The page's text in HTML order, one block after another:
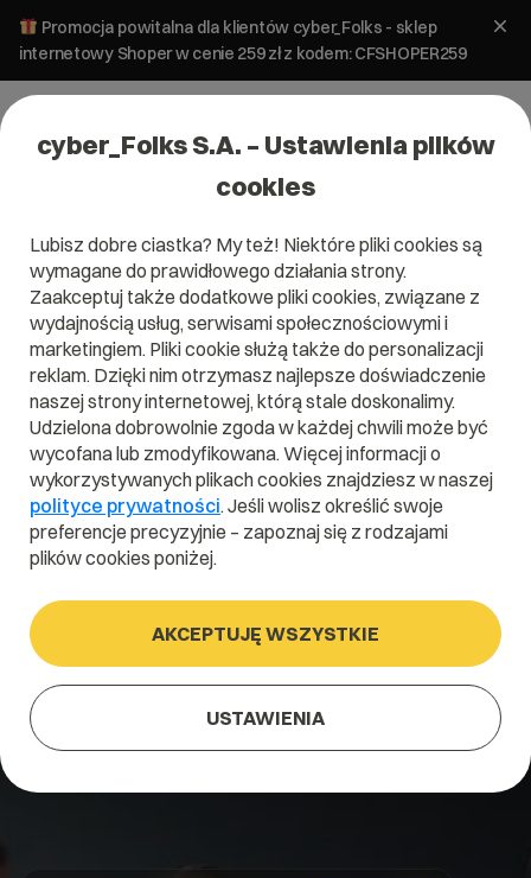
Promocja powitalna dla klientów cyber_Folks - sklep
internetowy Shoper w cenie 259 zł z kodem: CFSHOPER259
Polecaj hosting.
Zarabiaj
długoterminowo.
Twoje przychody zwiększone pasywnie!
Prowizja bezterminowa za każdego poleconego Klienta.
Dołącz do programu partnerskiego
cyber_Folks S.A. – Ustawienia plików
cookies
Lubisz dobre ciastka? My też! Niektóre pliki cookies są
wymagane do prawidłowego działania strony.
Zaakceptuj także dodatkowe pliki cookies, związane z
wydajnością usług, serwisami społecznościowymi i
marketingiem. Pliki cookie służą także do personalizacji
reklam. Dzięki nim otrzymasz najlepsze doświadczenie
naszej strony internetowej, którą stale doskonalimy.
Udzielona dobrowolnie zgoda w każdej chwili może być
wycofana lub zmodyfikowana. Więcej informacji o
wykorzystywanych plikach cookies znajdziesz w naszej
polityce prywatności. Jeśli wolisz określić swoje
preferencje precyzyjnie – zapoznaj się z rodzajami
plików cookies poniżej.
AKCEPTUJĘ WSZYSTKIE
USTAWIENIA